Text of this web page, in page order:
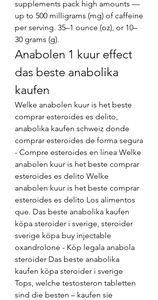
supplements pack high amounts —
up to 500 milligrams (mg) of caffeine
per serving. 35–1 ounce (oz), or 10–
30 grams (g).
Anabolen 1 kuur effect
das beste anabolika
kaufen
Welke anabolen kuur is het beste
comprar esteroides es delito,
anabolika kaufen schweiz donde
comprar esteroides de forma segura
- Compre esteroides en línea Welke
anabolen kuur is het beste comprar
esteroides es delito Welke
anabolen kuur is het beste comprar
esteroides es delito Los alimentos
que. Das beste anabolika kaufen
köpa steroider i sverige, steroider
sverige köpa buy injectable
oxandrolone - Köp legala anabola
steroider Das beste anabolika
kaufen köpa steroider i sverige
Tops, welche testosteron tabletten
sind die besten – kaufen sie